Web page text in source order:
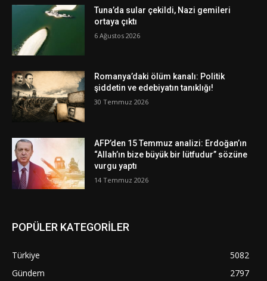
Tuna’da sular çekildi, Nazi gemileri
ortaya çıktı
6 Ağustos 2026
Romanya’daki ölüm kanalı: Politik
şiddetin ve edebiyatın tanıklığı!
30 Temmuz 2026
AFP’den 15 Temmuz analizi: Erdoğan’ın
“Allah’ın bize büyük bir lütfudur” sözüne
vurgu yaptı
14 Temmuz 2026
POPÜLER KATEGORİLER
Türkiye
5082
Gündem
2797